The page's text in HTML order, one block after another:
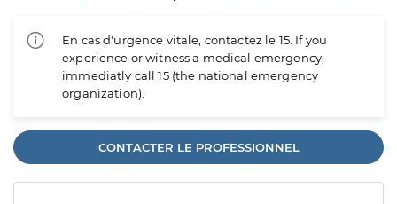
En cas d'urgence vitale, contactez le 15. If you
experience or witness a medical emergency,
immediatly call 15 (the national emergency
organization).
CONTACTER LE PROFESSIONNEL